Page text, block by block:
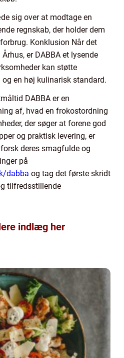
sig over at modtage en
regnskab, der holder dem
Konklusion Når det
er DABBA et lysende
kan støtte
en høj kulinarisk standard.
DABBA er en
af, hvad en frokostordning
der søger at forene god
og praktisk levering, er
deres smagfulde og
på
dabba og tag det første skridt
tilfredsstillende
indlæg her